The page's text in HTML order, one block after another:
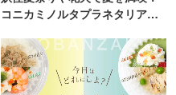
コニカミノルタプラネタリア